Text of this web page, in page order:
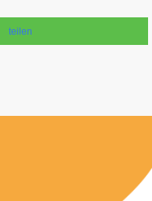
teilen